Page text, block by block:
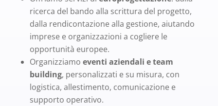
ricerca del bando alla scrittura del progetto,
dalla rendicontazione alla gestione, aiutando
imprese e organizzazioni a cogliere le
opportunità europee.
Organizziamo eventi aziendali e team
building, personalizzati e su misura, con
logistica, allestimento, comunicazione e
supporto operativo.